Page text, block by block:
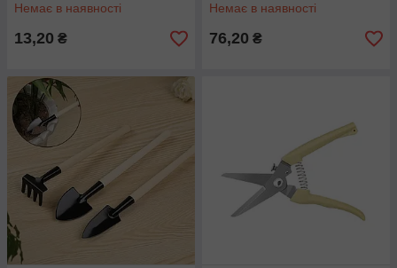
Немає в наявності
13,20 ₴
Немає в наявності
76,20 ₴